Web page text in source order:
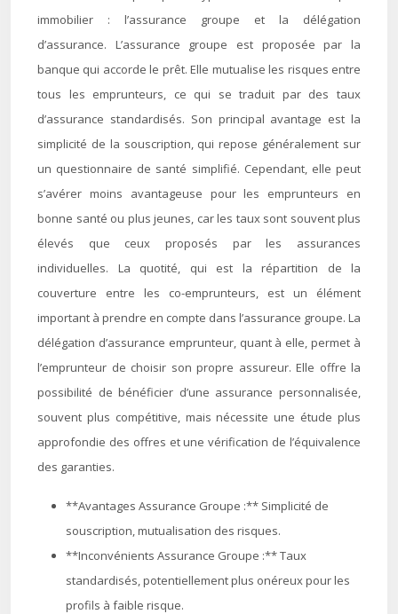
immobilier : l’assurance groupe et la délégation
d’assurance. L’assurance groupe est proposée par la
banque qui accorde le prêt. Elle mutualise les risques entre
tous les emprunteurs, ce qui se traduit par des taux
d’assurance standardisés. Son principal avantage est la
simplicité de la souscription, qui repose généralement sur
un questionnaire de santé simplifié. Cependant, elle peut
s’avérer moins avantageuse pour les emprunteurs en
bonne santé ou plus jeunes, car les taux sont souvent plus
élevés que ceux proposés par les assurances
individuelles. La quotité, qui est la répartition de la
couverture entre les co-emprunteurs, est un élément
important à prendre en compte dans l’assurance groupe. La
délégation d’assurance emprunteur, quant à elle, permet à
l’emprunteur de choisir son propre assureur. Elle offre la
possibilité de bénéficier d’une assurance personnalisée,
souvent plus compétitive, mais nécessite une étude plus
approfondie des offres et une vérification de l’équivalence
des garanties.
**Avantages Assurance Groupe :** Simplicité de
souscription, mutualisation des risques.
**Inconvénients Assurance Groupe :** Taux
standardisés, potentiellement plus onéreux pour les
profils à faible risque.